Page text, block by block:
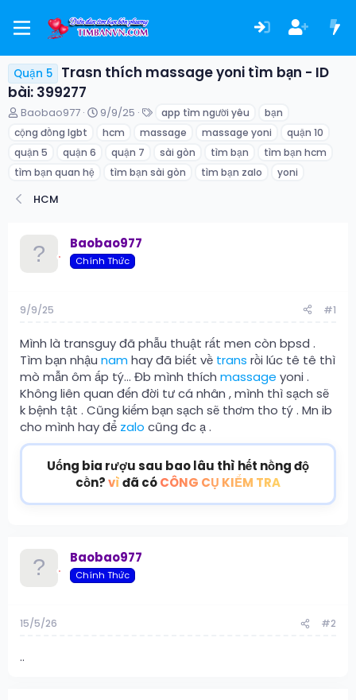
Quận 5
Trasn thích massage yoni tìm bạn - ID
bài: 399277
T
r
e
a
d
s
Baobao977
N
à
9/9/25
k
h
ó
a
app tìm người yêu
bạn
cộng đồng lgbt
hcm massage massage yoni
quận 10
quận 5
quận 6 quận 7 sài gòn tìm bạn
tìm bạn hcm
tìm bạn quan hệ
tìm bạn sài gòn tìm bạn zalo yoni
HCM
Baobao977
Chính Thức
9/9/25 #1
Mình là transguy đã phẫu thuật rất men còn bpsd .
Tìm bạn nhậu namhay đã biết về trans rồi lúc tê tê thì
mò mẫn ôm ấp tý… Đb mình thích massage yoni .
Không liên quan đến đời tư cá nhân , mình thì sạch sẽ
k bệnh tật . Cũng kiếm bạn sạch sẽ thơm tho tý . Mn ib
cho mình hay để zalo cũng đc ạ .
Uống bia rượu sau bao lâu thì hết nồng độ
cồn?vìđã cóCÔNG CỤ KIỂM TRA
Baobao977
Chính Thức
15/5/26 #2
..